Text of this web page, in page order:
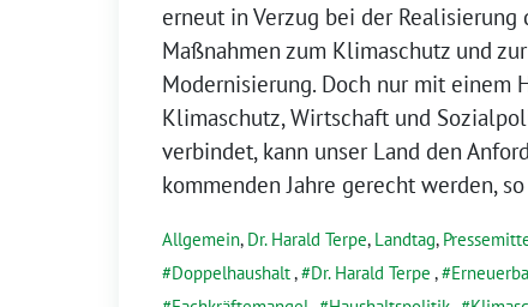
erneut in Verzug bei der
Maßnahmen zum Klimaschutz und
Modernisierung. Doch nur mit einem
Klimaschutz, Wirtschaft und
verbindet, kann unser Land den
kommenden Jahre gerecht werden, so
Allgemein, Dr. Harald Terpe, Landtag,
Doppelhaushalt, Dr. Harald Terpe ,